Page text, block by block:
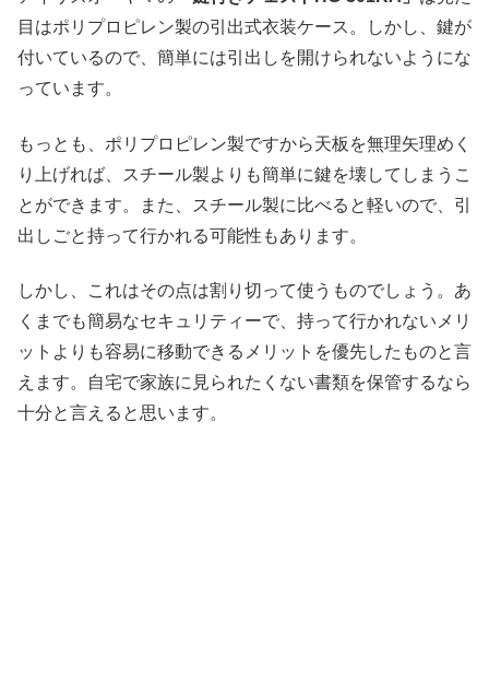
目はポリプロピレン製の引出式衣装ケース。しかし、鍵が
付いているので、簡単には引出しを開けられないようにな
っています。
もっとも、ポリプロピレン製ですから天板を無理矢理めく
り上げれば、スチール製よりも簡単に鍵を壊してしまうこ
とができます。また、スチール製に比べると軽いので、引
出しごと持って行かれる可能性もあります。
しかし、これはその点は割り切って使うものでしょう。あ
くまでも簡易なセキュリティーで、持って行かれないメリ
ットよりも容易に移動できるメリットを優先したものと言
えます。自宅で家族に見られたくない書類を保管するなら
十分と言えると思います。